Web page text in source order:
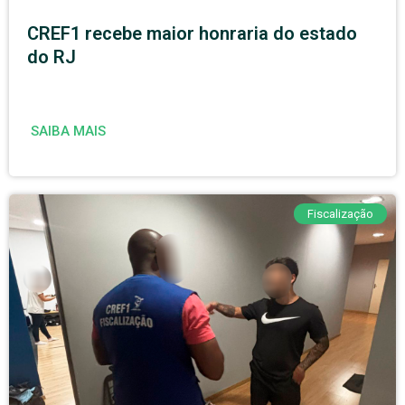
CREF1 recebe maior honraria do estado
do RJ
SAIBA MAIS
Fiscalização